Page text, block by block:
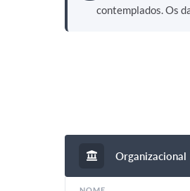
contemplados. Os
Organizacional